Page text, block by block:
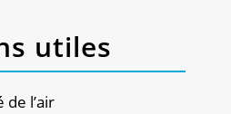
utiles
de l’air